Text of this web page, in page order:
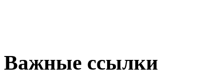
Важные ссылки